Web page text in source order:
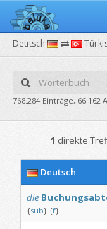
Deutsch
768.284 Einträge, 66.162
1 direkte
Deutsch
die
{sub} {f}